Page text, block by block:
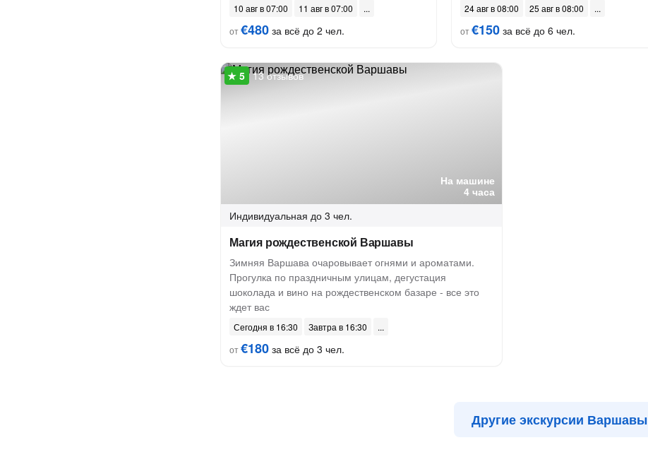
10 авг в 07:00
11 авг в 07:00
от€480 за всё до 2 чел.
24 авг в 08:00
25 авг в 08:00
от€150за всё до 6 чел.
На машине
4 часа
13 отзывов
Индивидуальная до 3 чел.
Магия рождественской Варшавы
Зимняя Варшава очаровывает огнями и ароматами.
Прогулка по праздничным улицам, дегустация
шоколада и вино на рождественском базаре - все это
ждет вас
Сегодня в 16:30
Завтра в 16:30
от€180 за всё до 3 чел.
Другие экскурсии Варшавы